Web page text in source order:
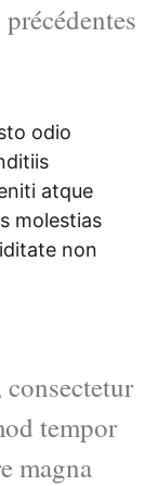
odio
atque
molestias
non
tempor
magna